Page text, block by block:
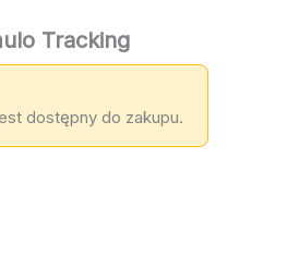
Tracking
dostępny do zakupu.